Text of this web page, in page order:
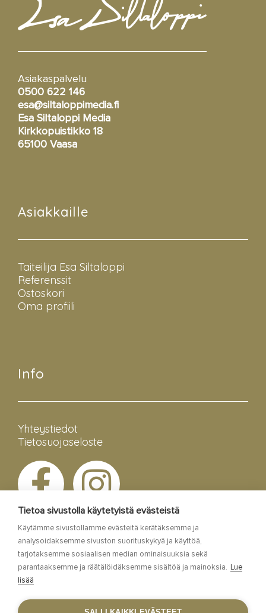
Asiakaspalvelu
0500 622 146
esa@siltaloppimedia.fi
Esa Siltaloppi Media
Kirkkopuistikko 18
65100 Vaasa
Asiakkaille
Taiteilija Esa Siltaloppi
Referenssit
Ostoskori
Oma profiili
Info
Yhteystiedot
Tietosuojaseloste
Esa Siltaloppi Media
Tietoa sivustolla käytetyistä evästeistä
Käytämme sivustollamme evästeitä kerätäksemme ja
analysoidaksemme sivuston suorituskykyä ja käyttöä,
tarjotaksemme sosiaalisen median ominaisuuksia sekä
parantaaksemme ja räätälöidäksemme sisältöä ja mainoksia.
Lue
lisää